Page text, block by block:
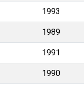
1993
1989
1991
1990